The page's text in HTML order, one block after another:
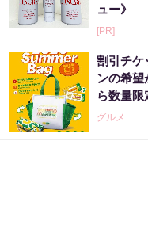
ュー》
[PR]
割引チケ
ンの希望
ら数量限
グルメ